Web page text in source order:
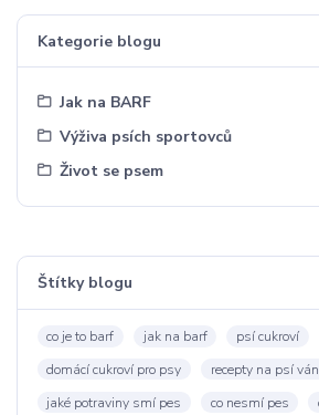
Kategorie blogu
Jak na BARF
Výživa psích sportovců
Život se psem
Štítky blogu
co je to barf jak na barf
psí cukroví
domácí cukroví pro psy
recepty na psí
jaké potraviny smí pes
co nesmí pes